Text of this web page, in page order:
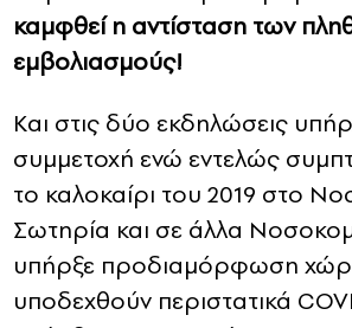
καμφθεί η αντίσταση των
εμβολιασμούς!
Και στις δύο εκδηλώσεις
συμμετοχή ενώ εντελώς
το καλοκαίρι του 2019 στο
Σωτηρία και σε άλλα
υπήρξε προδιαμόρφωση
υποδεχθούν περιστατικά